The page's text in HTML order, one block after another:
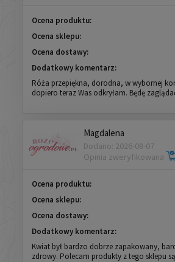
Ocena produktu:
Ocena sklepu:
Ocena dostawy:
Dodatkowy komentarz:
Róża przepiękna, dorodna, w wybornej
dopiero teraz Was odkryłam. Będę
Magdalena
Dodano: 2026-08-07
Opinia zweryfikowana
Ocena produktu:
Ocena sklepu:
Ocena dostawy:
Dodatkowy komentarz:
Kwiat był bardzo dobrze zapakowany,
zdrowy. Polecam produkty z tego sklepu